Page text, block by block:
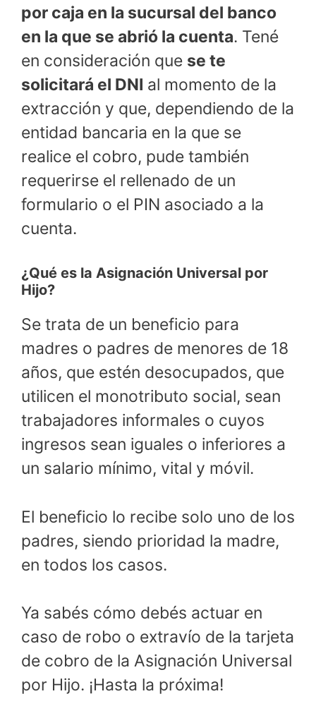
por caja en la sucursal del banco
en la que se abrió la cuenta. Tené
en consideración que se te
solicitará el DNI al momento de la
extracción y que, dependiendo de la
entidad bancaria en la que se
realice el cobro, pude también
requerirse el rellenado de un
formulario o el PIN asociado a la
cuenta.
¿Qué es la Asignación Universal por
Hijo?
Se trata de un beneficio para
madres o padres de menores de 18
años, que estén desocupados, que
utilicen el monotributo social, sean
trabajadores informales o cuyos
ingresos sean iguales o inferiores a
un salario mínimo, vital y móvil.
El beneficio lo recibe solo uno de los
padres, siendo prioridad la madre,
en todos los casos.
Ya sabés cómo debés actuar en
caso de robo o extravío de la tarjeta
de cobro de la Asignación Universal
por Hijo. ¡Hasta la próxima!